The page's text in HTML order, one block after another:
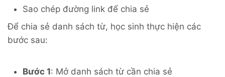
Sao chép đường link để chia sẻ
Để chia sẻ danh sách từ, học sinh thực hiện các
bước sau:
Bước 1: Mở danh sách từ cần chia sẻ